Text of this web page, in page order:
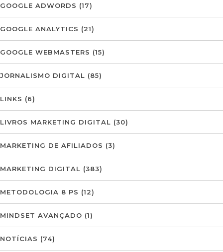
GOOGLE ADWORDS (17)
GOOGLE ANALYTICS (21)
GOOGLE WEBMASTERS (15)
JORNALISMO DIGITAL (85)
LINKS (6)
LIVROS MARKETING DIGITAL (30)
MARKETING DE AFILIADOS (3)
MARKETING DIGITAL (383)
METODOLOGIA 8 PS (12)
MINDSET AVANÇADO (1)
NOTÍCIAS (74)